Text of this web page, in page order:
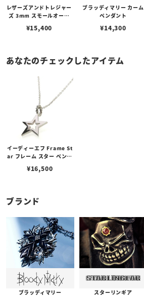
レザーズアンドトレジャー
ズ 3mm スモールオーバ
ブスタークラスプ＆LTロ
¥15,400
ブラッディマリー カーム
ペンダント
¥14,300
あなたのチェックしたアイテム
イーディーエフ Frame St
ar フレーム スター ペンダ
¥16,500
ブランド
ブラッディマリー スターリンギア